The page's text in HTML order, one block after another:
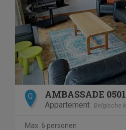
Q AMBASSADE
Appartement Belgische
Max. 6 personen